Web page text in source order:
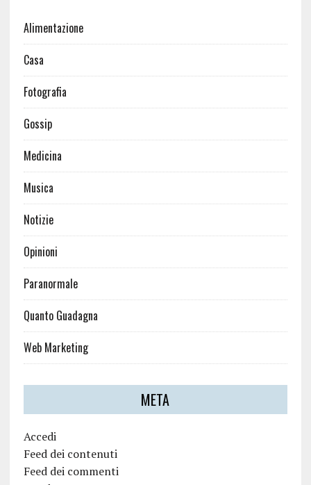
Alimentazione
Casa
Fotografia
Gossip
Medicina
Musica
Notizie
Opinioni
Paranormale
Quanto Guadagna
Web Marketing
META
Accedi
Feed dei contenuti
Feed dei commenti